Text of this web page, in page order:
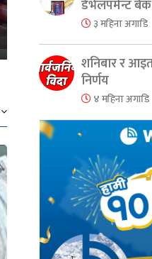
डेभेलपमेन्ट बैंक
३ महिना अगाडि
शनिबार र
निर्णय
४ महिना अगाडि